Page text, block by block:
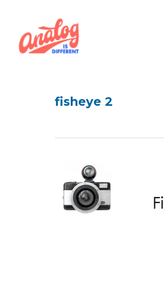
content
fisheye 2